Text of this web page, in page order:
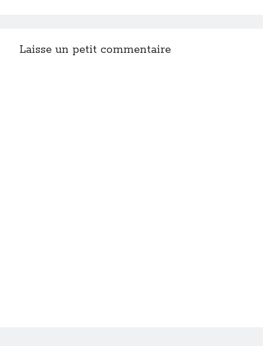
Laisse un petit commentaire